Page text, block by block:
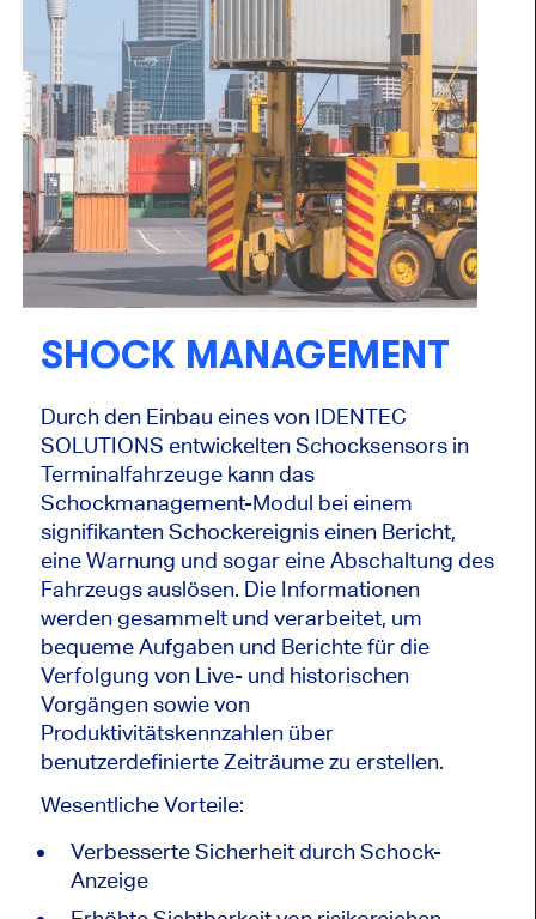
SHOCK MANAGEMENT
Durch den Einbau eines von IDENTEC
SOLUTIONS entwickelten Schocksensors in
Terminalfahrzeuge kann das
Schockmanagement-Modul bei einem
signifikanten Schockereignis einen Bericht,
eine Warnung und sogar eine Abschaltung des
Fahrzeugs auslösen. Die Informationen
werden gesammelt und verarbeitet, um
bequeme Aufgaben und Berichte für die
Verfolgung von Live- und historischen
Vorgängen sowie von
Produktivitätskennzahlen über
benutzerdefinierte Zeiträume zu erstellen.
Wesentliche Vorteile:
Verbesserte Sicherheit durch Schock-
Anzeige